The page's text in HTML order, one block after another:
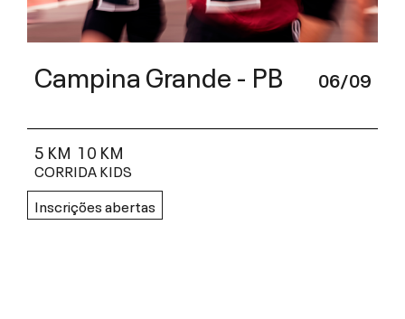
Campina Grande - PB 06/09
5 KM 10 KM
CORRIDA KIDS
Inscrições abertas